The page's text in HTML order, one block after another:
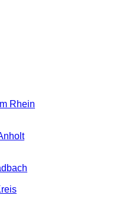
Rhein